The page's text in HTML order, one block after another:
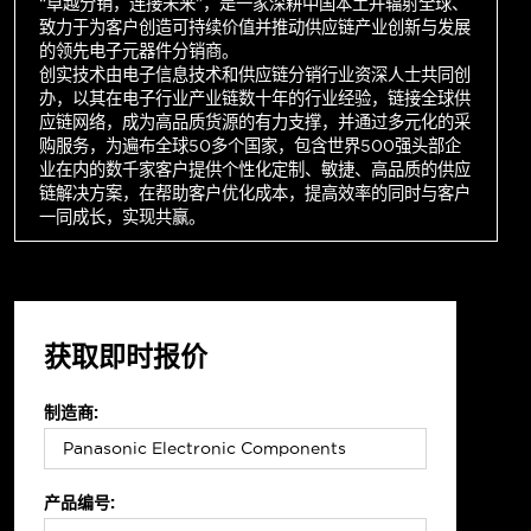
致力于为客户创造可持续价值并推动供应链产业创新与发展
的领先电子元器件分销商。
创实技术由电子信息技术和供应链分销行业资深人士共同创
办，以其在电子行业产业链数十年的行业经验，链接全球供
应链网络，成为高品质货源的有力支撑，并通过多元化的采
购服务，为遍布全球50多个国家，包含世界500强头部企
业在内的数千家客户提供个性化定制、敏捷、高品质的供应
链解决方案，在帮助客户优化成本，提高效率的同时与客户
一同成长，实现共赢。
获取即时报价
制造商:
产品编号: